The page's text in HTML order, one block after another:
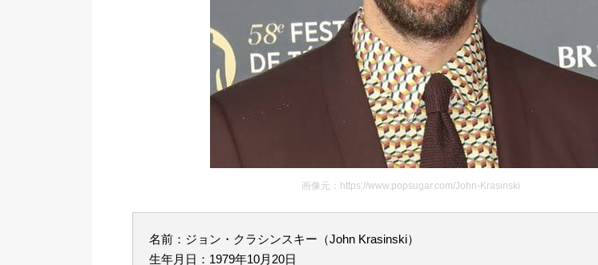
画像元：https://www.popsugar.com/John-Krasinski
名前：ジョン・クラシンスキー（John Krasinski）
生年月日：1979年10月20日